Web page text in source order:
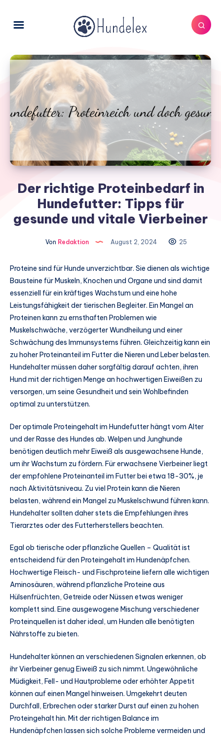
Der richtige Proteinbedarf in
Hundefutter: Tipps für
gesunde und vitale Vierbeiner
Von Redaktion August 2, 2024 25
Proteine sind für Hunde unverzichtbar. Sie dienen als wichtige
Bausteine für Muskeln, Knochen und Organe und sind damit
essenziell für ein kräftiges Wachstum und eine hohe
Leistungsfähigkeit der tierischen Begleiter. Ein Mangel an
Proteinen kann zu ernsthaften Problemen wie
Muskelschwäche, verzögerter Wundheilung und einer
Schwächung des Immunsystems führen. Gleichzeitig kann ein
zu hoher Proteinanteil im Futter die Nieren und Leber belasten.
Hundehalter müssen daher sorgfältig darauf achten, ihren
Hund mit der richtigen Menge an hochwertigen Eiweißen zu
versorgen, um seine Gesundheit und sein Wohlbefinden
optimal zu unterstützen.
Der optimale Proteingehalt im Hundefutter hängt vom Alter
und der Rasse des Hundes ab. Welpen und Junghunde
benötigen deutlich mehr Eiweiß als ausgewachsene Hunde,
um ihr Wachstum zu fördern. Für erwachsene Vierbeiner liegt
der empfohlene Proteinanteil im Futter bei etwa 18-30%, je
nach Aktivitätsniveau. Zu viel Protein kann die Nieren
belasten, während ein Mangel zu Muskelschwund führen kann.
Hundehalter sollten daher stets die Empfehlungen ihres
Tierarztes oder des Futterherstellers beachten.
Egal ob tierische oder pflanzliche Quellen – Qualität ist
entscheidend für den Proteingehalt im Hundenäpfchen.
Hochwertige Fleisch- und Fischproteine liefern alle wichtigen
Aminosäuren, während pflanzliche Proteine aus
Hülsenfrüchten, Getreide oder Nüssen etwas weniger
komplett sind. Eine ausgewogene Mischung verschiedener
Proteinquellen ist daher ideal, um Hunden alle benötigten
Nährstoffe zu bieten.
Hundehalter können an verschiedenen Signalen erkennen, ob
ihr Vierbeiner genug Eiweiß zu sich nimmt. Ungewöhnliche
Müdigkeit, Fell- und Hautprobleme oder erhöhter Appetit
können auf einen Mangel hinweisen. Umgekehrt deuten
Durchfall, Erbrechen oder starker Durst auf einen zu hohen
Proteingehalt hin. Mit der richtigen Balance im
Hundenäpfchen lassen sich solche Probleme vermeiden und